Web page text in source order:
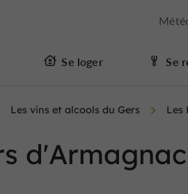
Se loger Se
Les vins et alcools du Gers Les